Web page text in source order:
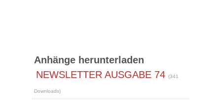
Anhänge herunterladen
NEWSLETTER AUSGABE 74 (341
Downloads)